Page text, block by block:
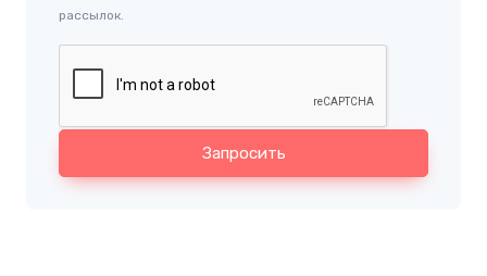
рассылок.
Запросить